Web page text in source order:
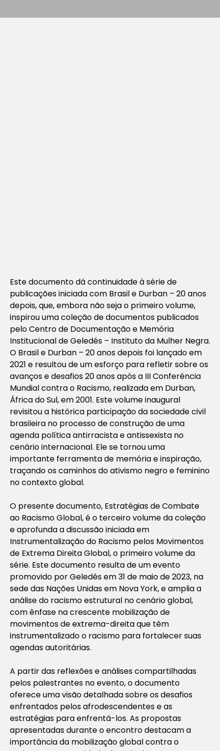
Este documento dá continuidade à série de
publicações iniciada com Brasil e Durban – 20 anos
depois, que, embora não seja o primeiro volume,
inspirou uma coleção de documentos publicados
pelo Centro de Documentação e Memória
Institucional de Geledés – Instituto da Mulher Negra.
O Brasil e Durban – 20 anos depois foi lançado em
2021 e resultou de um esforço para refletir sobre os
avanços e desafios 20 anos após a III Conferência
Mundial contra o Racismo, realizada em Durban,
África do Sul, em 2001. Este volume inaugural
revisitou a histórica participação da sociedade civil
brasileira no processo de construção de uma
agenda política antirracista e antissexista no
cenário internacional. Ele se tornou uma
importante ferramenta de memória e inspiração,
traçando os caminhos do ativismo negro e feminino
no contexto global.
O presente documento, Estratégias de Combate
ao Racismo Global, é o terceiro volume da coleção
e aprofunda a discussão iniciada em
Instrumentalização do Racismo pelos Movimentos
de Extrema Direita Global, o primeiro volume da
série. Este documento resulta de um evento
promovido por Geledés em 31 de maio de 2023, na
sede das Nações Unidas em Nova York, e amplia a
análise do racismo estrutural no cenário global,
com ênfase na crescente mobilização de
movimentos de extrema-direita que têm
instrumentalizado o racismo para fortalecer suas
agendas autoritárias.
A partir das reflexões e análises compartilhadas
pelos palestrantes no evento, o documento
oferece uma visão detalhada sobre os desafios
enfrentados pelos afrodescendentes e as
estratégias para enfrentá-los. As propostas
apresentadas durante o encontro destacam a
importância da mobilização global contra o